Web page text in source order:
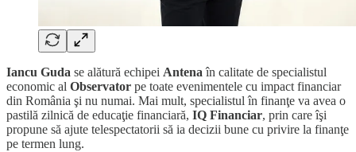
Iancu Guda se alătură echipei Antena în calitate de specialistul
economic al Observator pe toate evenimentele cu impact financiar
din România şi nu numai. Mai mult, specialistul în finanţe va avea o
pastilă zilnică de educaţie financiară, IQ Financiar, prin care îşi
propune să ajute telespectatorii să ia decizii bune cu privire la finanţe
pe termen lung.